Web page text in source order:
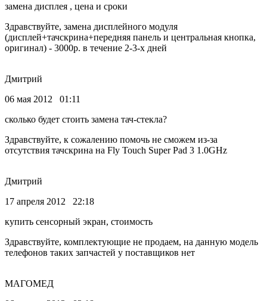
замена дисплея , цена и сроки
Здравствуйте, замена дисплейного модуля
(дисплей+тачскрина+передняя панель и центральная кнопка,
оригинал) - 3000р. в течение 2-3-х дней
Дмитрий
06 мая 2012 01:11
сколько будет стоить замена тач-стекла?
Здравствуйте, к сожалению помочь не сможем из-за
отсутствия тачскрина на Fly Touch Super Pad 3 1.0GHz
Дмитрий
17 апреля 2012 22:18
купить сенсорный экран, стоимость
Здравствуйте, комплектующие не продаем, на данную модель
телефонов таких запчастей у поставщиков нет
МАГОМЕД